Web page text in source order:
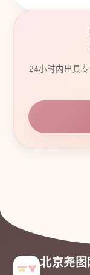
24小时内出具
北京尧